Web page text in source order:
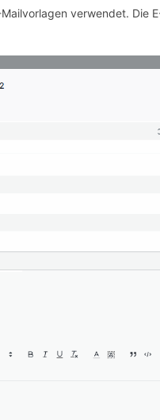
verwendet. Die